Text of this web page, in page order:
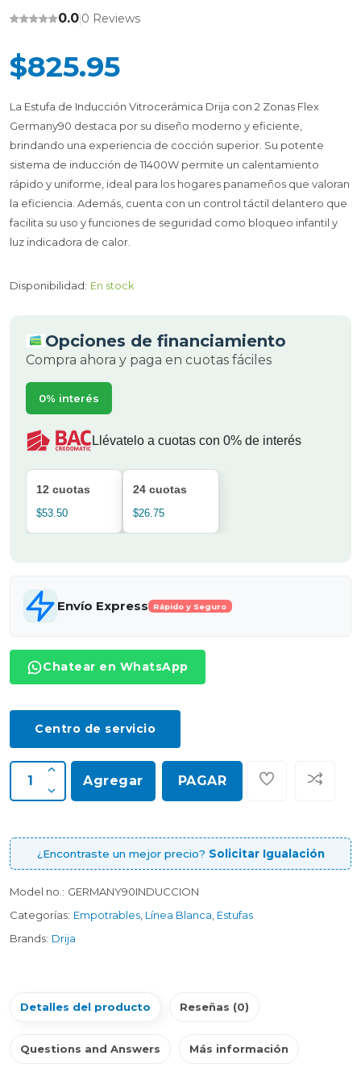
0.0|0 Reviews
$825.95
La Estufa de Inducción Vitrocerámica Drija con 2 Zonas Flex
Germany90 destaca por su diseño moderno y eficiente,
brindando una experiencia de cocción superior. Su potente
sistema de inducción de 11400W permite un calentamiento
rápido y uniforme, ideal para los hogares panameños que valoran
la eficiencia. Además, cuenta con un control táctil delantero que
facilita su uso y funciones de seguridad como bloqueo infantil y
luz indicadora de calor.
Disponibilidad: En stock
Opciones de financiamiento
Compra ahora y paga en cuotas fáciles
0% interés
Llévatelo a cuotas con 0% de interés
12 cuotas
$53.50
24 cuotas
$26.75
Envío Express Rápido y Seguro
Chatear en WhatsApp
Centro de servicio
Agregar PAGAR
¿Encontraste un mejor precio? Solicitar Igualación
Model no.: GERMANY90INDUCCION
Categorías: Empotrables Línea Blanca Estufas
Brands: Drija
Detalles del producto Reseñas (0)
Questions and Answers Más información